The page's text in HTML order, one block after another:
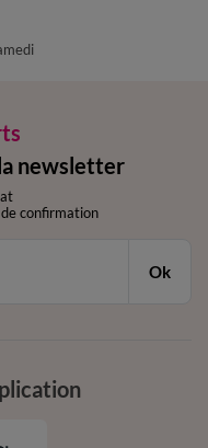
newsletter
confirmation
Ok